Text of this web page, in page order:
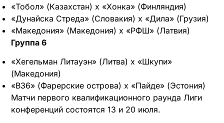
«Тобол» (Казахстан) х «Хонка» (Финляндия)
«Дунайска Стреда» (Словакия) х «Дила» (Грузия)
«Македония» (Македония) х «РФШ» (Латвия)
Группа 6
«Хегельман Литауэн» (Литва) х «Шкупи»
(Македония)
«B36» (Фарерские острова) х «Пайде» (Эстония)
Матчи первого квалификационного раунда Лиги
конференций состоятся 13 и 20 июля.